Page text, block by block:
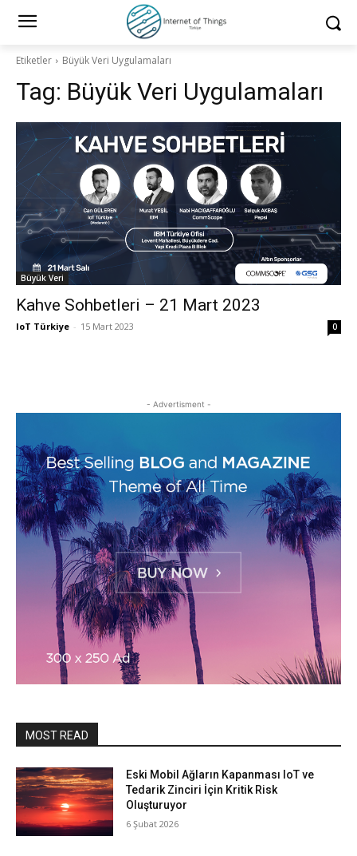
Etiketler Büyük Veri Uygulamaları
Tag: Büyük Veri Uygulamaları
Büyük Veri
Kahve Sohbetleri – 21 Mart 2023
IoT Türkiye - 15 Mart 2023 0
- Advertisment -
MOST READ
Eski Mobil Ağların Kapanması IoT ve
Tedarik Zinciri İçin Kritik Risk
Oluşturuyor
6 Şubat 2026